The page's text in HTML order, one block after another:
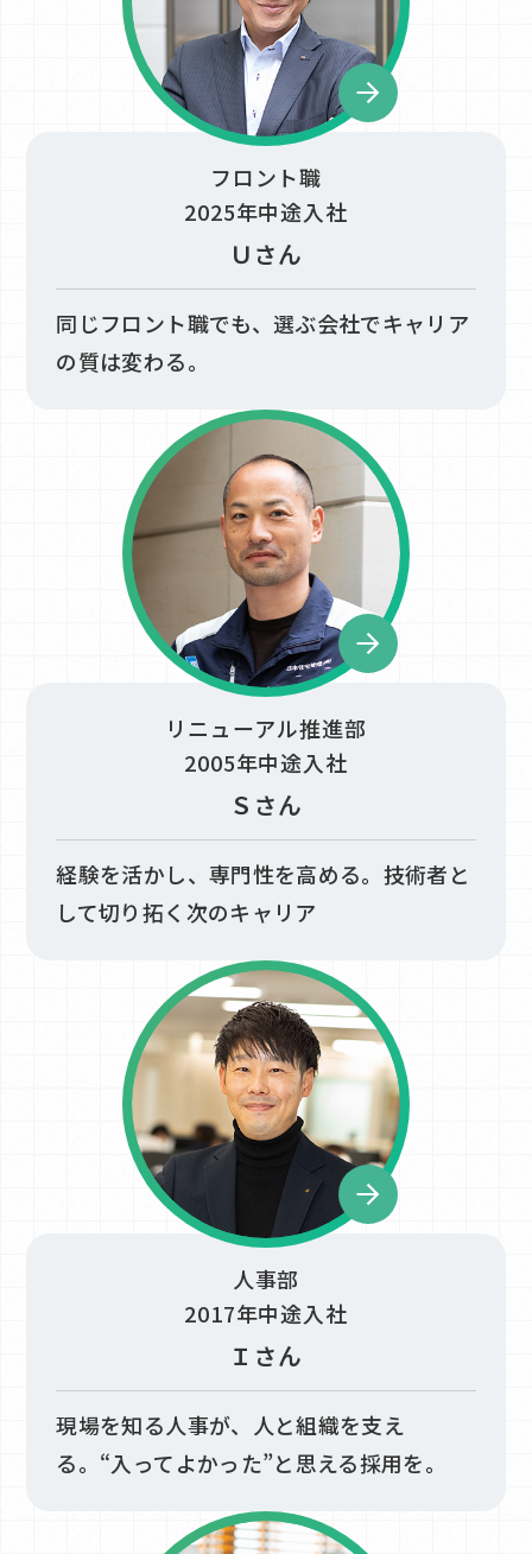
先輩社員の声
社会に届けること​
ここで働くこと​
不動産仲介業者の方
フロント職
2025年中途入社
Ｕさん
同じフロント職でも、​選ぶ会社でキャリア
の質は変わる。
リニューアル推進部
2005年中途入社
Ｓさん
経験を活かし、専門性を高める。​技術者と
して切り拓く次のキャリア​
人事部
2017年中途入社
Ｉさん
現場を知る人事が、人と組織を支え
る。“入ってよかった”と思える採用を。​